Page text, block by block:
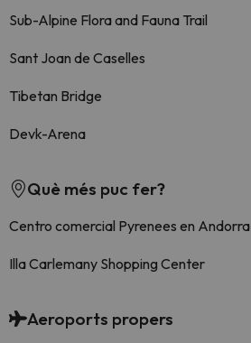
Sub-Alpine Flora and Fauna Trail
Sant Joan de Caselles
Tibetan Bridge
Devk-Arena
Què més puc fer?
Centro comercial Pyrenees en Andorra
Illa Carlemany Shopping Center
Aeroports propers